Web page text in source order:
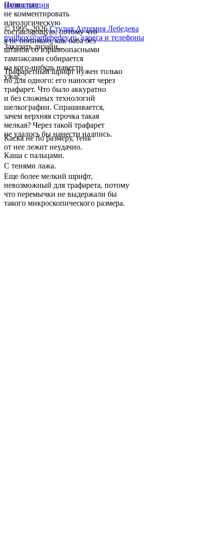
Позвольте
не комментировать
идеологическую
составляющую, потому что
я не понимаю, как баба без
штанов со взрывоопасными
тампаксами собирается
на кого-нибудь навести
ужас.
Трафаретный шрифт нужен только
по для одного: его наносят через
трафарет. Что было аккуратно
и без сложных технологий
шелкографии. Спрашивается,
зачем верхняя строчка такая
мелкая? Через такой трафарет
не удалось бы нанести надпись.
Каска не по размеру, тень
от нее лежит неудачно.
Каша с пальцами.
С тенями лажа.
Еще более мелкий шрифт,
невозможный для трафарета, потому
что перемычки не выдержали бы
такого микроскопического размера.
иллюстрация
© 1995–2026 Студия Артемия Лебедева
mailbox@artlebedev.ru, адреса и телефоны
Заказать дизайн...